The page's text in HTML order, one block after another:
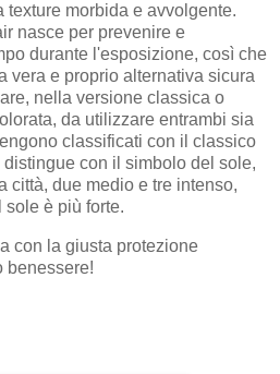
texture morbida e avvolgente.
nasce per prevenire e
durante l'esposizione, così che
vera e proprio alternativa sicura
nella versione classica o
da utilizzare entrambi sia
classificati con il classico
con il simbolo del sole,
città, due medio e tre intenso,
sole è più forte.
con la giusta protezione
benessere!